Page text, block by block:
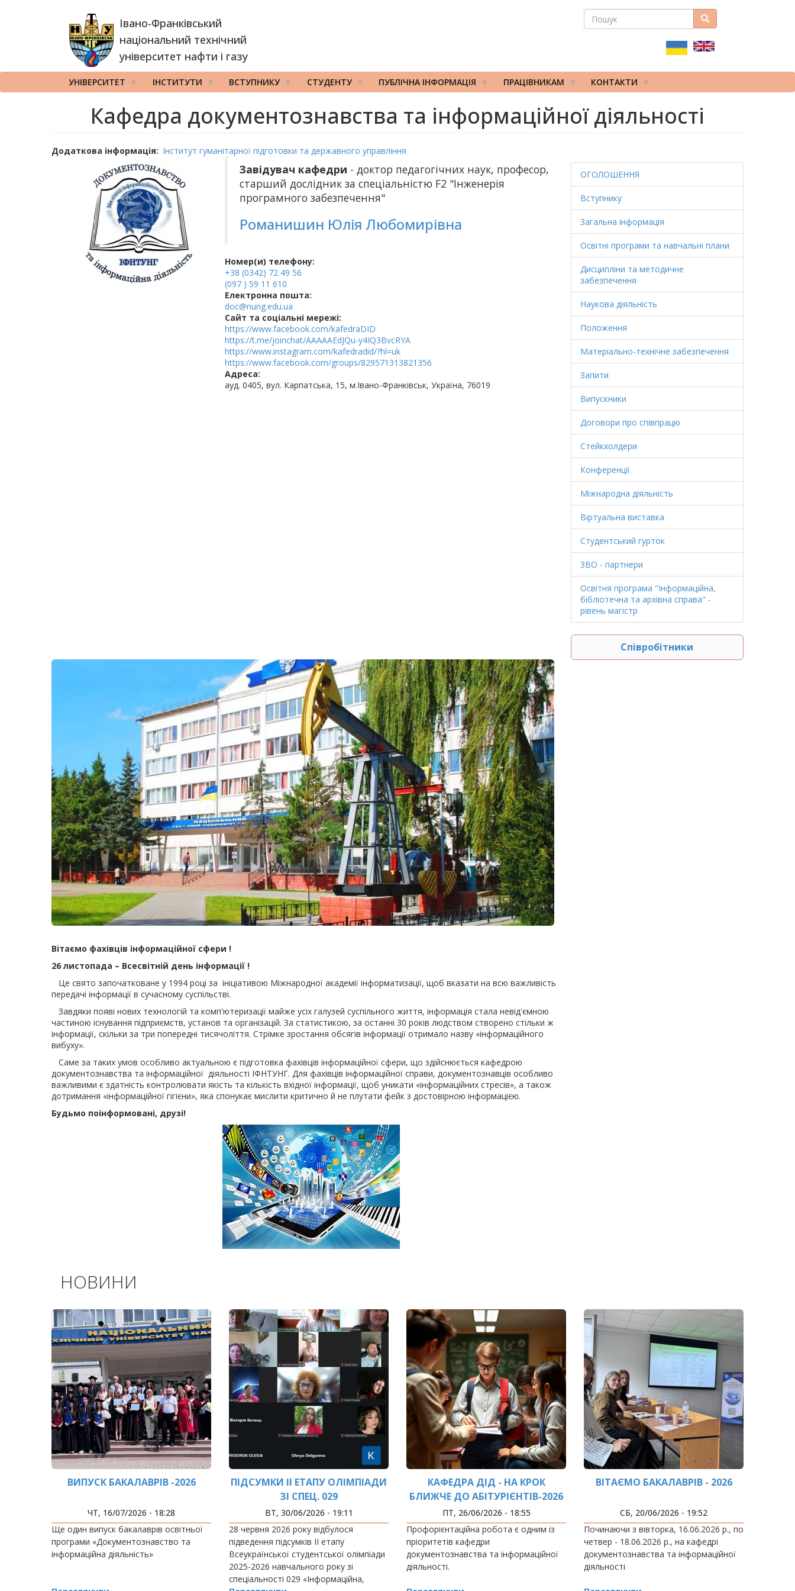
Івано-Франківський
національний технічний
університет нафти і газу
ПОШУКОВА
ПОШУК Пошук
УНІВЕРСИТЕТ ІНСТИТУТИ ВСТУПНИКУ СТУДЕНТУ ПУБЛІЧНА ІНФОРМАЦІЯ ПРАЦІВНИКАМ КОНТАКТИ
Кафедра документознавства та інформаційної діяльності
Додаткова інформація Інститут гуманітарної підготовки та державного управління
Завідувач кафедри - доктор педагогічних наук, професор,
старший дослідник за спеціальністю F2 "Інженерія
програмного забезпечення"
Романишин Юлія Любомирівна
Номер(и) телефону:
+38 (0342) 72 49 56
(097 ) 59 11 610
Електронна пошта:
doc@nung.edu.ua
Cайт та соціальні мережі:
https://www.facebook.com/kafedraDID
https://t.me/joinchat/AAAAAEdJQu-y4IQ3BvcRYA
https://www.instagram.com/kafedradid/?hl=uk
https://www.facebook.com/groups/829571313821356
Адреса:
ауд. 0405, вул. Карпатська, 15, м.Івано-Франківськ, Україна, 76019
ОГОЛОШЕННЯ
Вступнику
Загальна інформація
Освітні програми та навчальні плани
Дисципліни та методичне
забезпечення
Наукова діяльність
Положення
Матеріально-технічне забезпечення
Запити
Випускники
Договори про співпрацю
Стейкхолдери
Конференції
Міжнародна діяльність
Віртуальна виставка
Студентський гурток
ЗВО - партнери
Освітня програма "Інформаційна,
бібліотечна та архівна справа" -
рівень магістр
Співробітники
Вітаємо фахівців інформаційної сфери !
26 листопада – Всесвітній день інформації !
Це свято започатковане у 1994 році за ініціативою Міжнародної академії інформатизації, щоб вказати на всю важливість
передачі інформації в сучасному суспільстві.
Завдяки появі нових технологій та комп'ютеризації майже усіх галузей суспільного життя, інформація стала невід'ємною
частиною існування підприємств, установ та організацій. За статистикою, за останні 30 років людством створено стільки ж
інформації, скільки за три попередні тисячоліття. Стрімке зростання обсягів інформації отримало назву «інформаційного
вибуху».
Саме за таких умов особливо актуальною є підготовка фахівців інформаційної сфери, що здійснюється кафедрою
документознавства та інформаційної діяльності ІФНТУНГ. Для фахівців інформаційної справи, документознавців особливо
важливими є здатність контролювати якість та кількість вхідної інформації, щоб уникати «інформаційних стресів», а також
дотримання «інформаційної гігієни», яка спонукає мислити критично й не плутати фейк з достовірною інформацією.
Будьмо поінформовані, друзі!
НОВИНИ
ВИПУСК БАКАЛАВРІВ -2026
ЧТ, 16/07/2026 - 18:28
Ще один випуск бакалаврів освітньої
програми «Документознавство та
інформаційна діяльність»
ПІДСУМКИ ІІ ЕТАПУ ОЛІМПІАДИ
ЗІ СПЕЦ. 029
ВТ, 30/06/2026 - 19:11
28 червня 2026 року відбулося
підведення підсумків ІІ етапу
Всеукраїнської студентської олімпіади
2025-2026 навчального року зі
спеціальності 029 «Інформаційна,
КАФЕДРА ДІД - НА КРОК
БЛИЖЧЕ ДО АБІТУРІЄНТІВ-2026
ПТ, 26/06/2026 - 18:55
Профорієнтаційна робота є одним із
пріоритетів кафедри
документознавства та інформаційної
діяльності.
ВІТАЄМО БАКАЛАВРІВ - 2026
СБ, 20/06/2026 - 19:52
Починаючи з вівторка, 16.06.2026 р., по
четвер - 18.06.2026 р., на кафедрі
документознавства та інформаційної
діяльності